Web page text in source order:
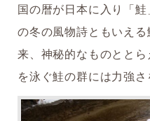
国の暦が日本に入り「
の冬の風物詩ともいえ
来、神秘的なものとと
を泳ぐ鮭の群には力強さ